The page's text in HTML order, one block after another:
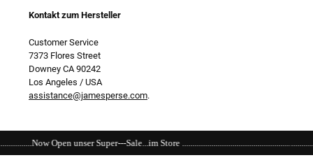
Kontakt zum Hersteller
Customer Service
7373 Flores Street
Downey CA 90242
Los Angeles / USA
assistance@jamesperse.com.
Super---Sale...im Store